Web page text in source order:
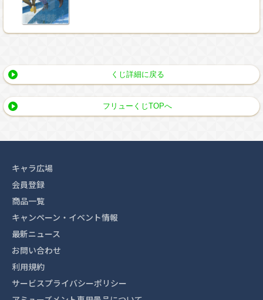
くじ詳細に戻る
フリューくじTOPへ
キャラ広場
会員登録
商品一覧
キャンペーン・イベント情報
最新ニュース
お問い合わせ
利用規約
サービスプライバシーポリシー